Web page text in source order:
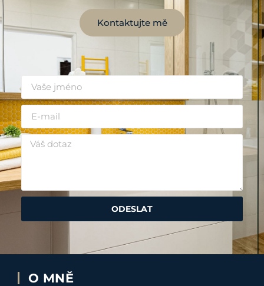
Kontaktujte mě
ODESLAT
O MNĚ